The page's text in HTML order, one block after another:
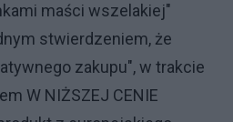
maści wszelakiej"
stwierdzeniem, że
zakupu", w trakcie
W NIŻSZEJ CENIE